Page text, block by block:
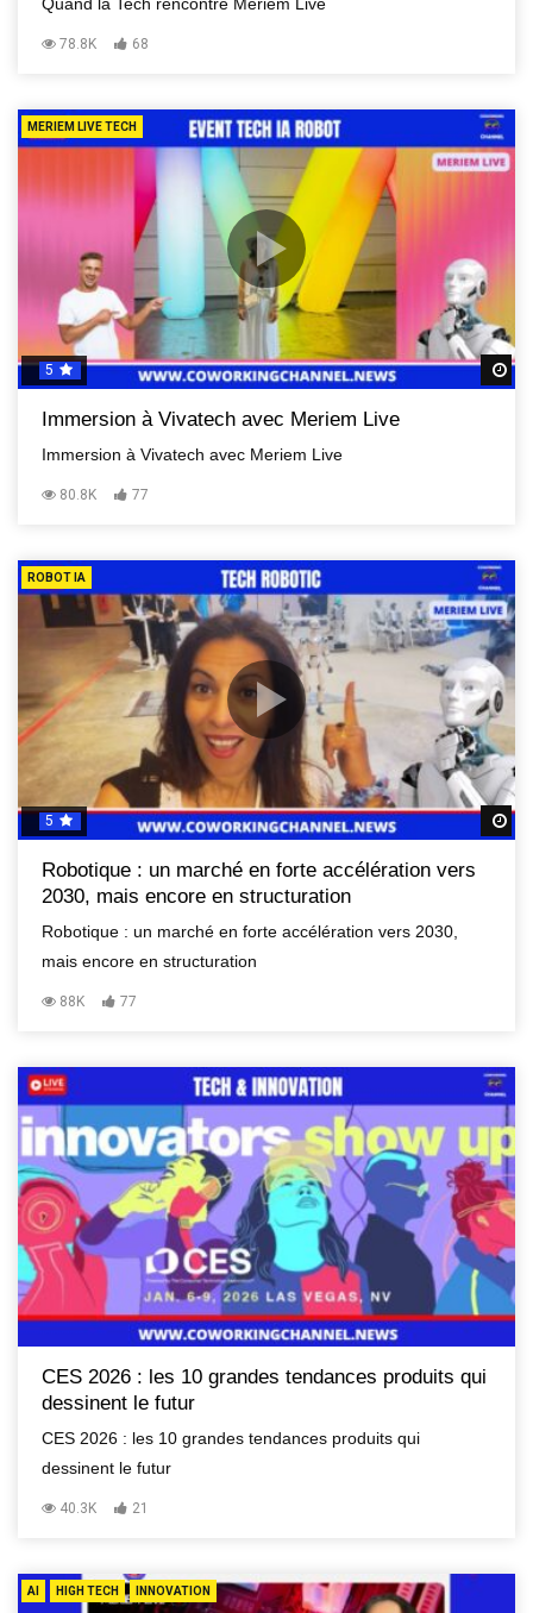
78.8K 68
MERIEM LIVE TECH
5
Immersion à Vivatech avec Meriem Live
Immersion à Vivatech avec Meriem Live
80.8K 77
ROBOT IA
5
Robotique : un marché en forte accélération vers
2030, mais encore en structuration
Robotique : un marché en forte accélération vers 2030,
mais encore en structuration
88K 77
CES 2026 : les 10 grandes tendances produits qui
dessinent le futur
CES 2026 : les 10 grandes tendances produits qui
dessinent le futur
40.3K 21
AI HIGH TECH INNOVATION